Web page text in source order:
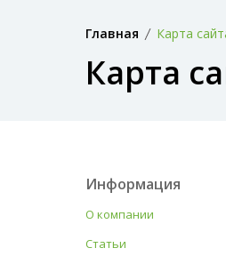
Главная Карта
Карта
Информация
О компании
Статьи